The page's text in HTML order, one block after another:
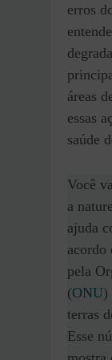
erros
áreas
essas
saúde
Você
a
ajuda
acordo
pela
(ONU)
terras
Esse